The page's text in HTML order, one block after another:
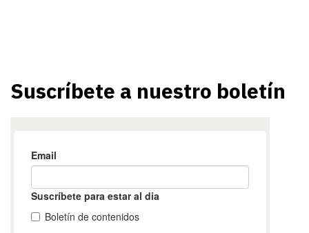
Suscríbete a nuestro boletín